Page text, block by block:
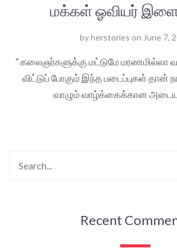
மக்கள் ஓவியர்
byherstories on June 7,
” கலைஞர்களுக்கு மட்டுமே மரணமில்லா
விட்டுப் போகும் இந்த படைப்புகள் தான்
வாழும் வாழ்க்கைக்கான
Recent